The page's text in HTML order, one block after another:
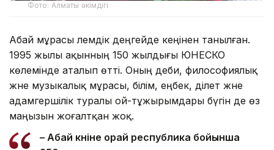
Фото: Алматы әкімдігі
Абай мұрасы әлемдік деңгейде кеңінен танылған.
1995 жылы ақынның 150 жылдығы ЮНЕСКО
көлемінде аталып өтті. Оның әдеби, философиялық
және музыкалық мұрасы, білім, еңбек, әділет және
адамгершілік туралы ой-тұжырымдары бүгін де өз
маңызын жоғалтқан жоқ.
– Абай күніне орай республика бойынша